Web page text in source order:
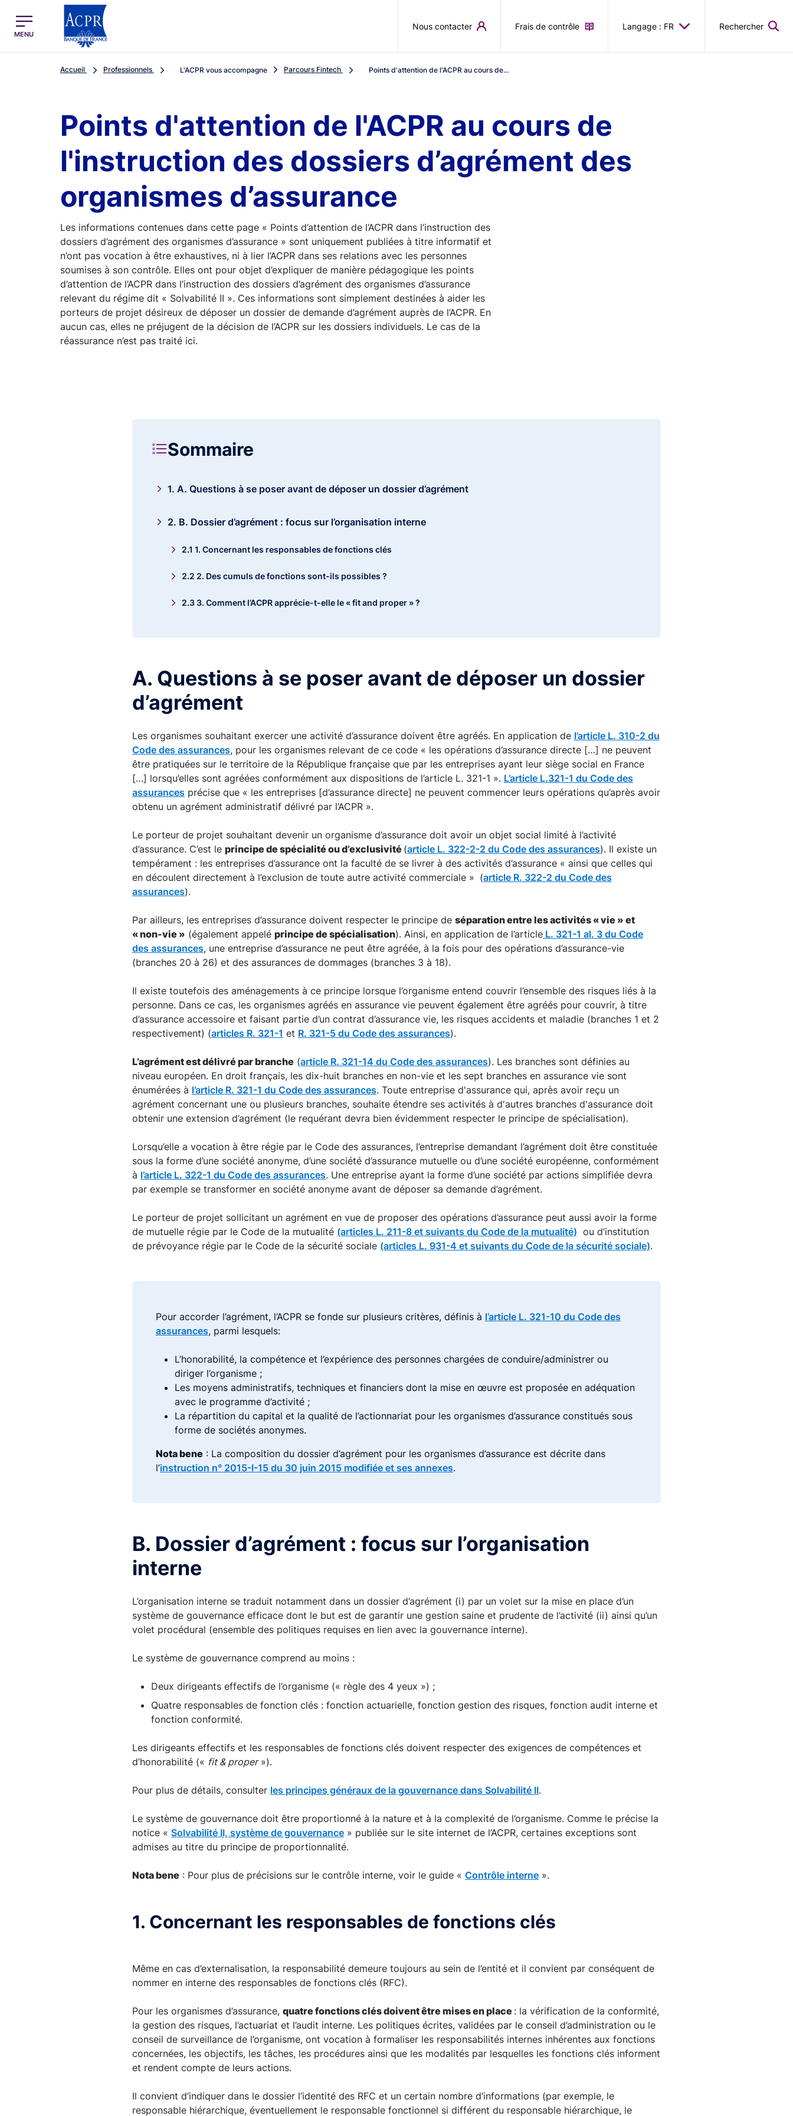
ACPR Menu Principal (French)
MENU
Nous contacter Frais de contrôle Langage : FR Rechercher
Accueil Professionnels L'ACPR vous accompagne Parcours Fintech Points d'attention de l'ACPR au cours de...
Points d'attention de l'ACPR au cours de
l'instruction des dossiers d’agrément des
organismes d’assurance
Les informations contenues dans cette page « Points d’attention de l’ACPR dans l’instruction des
dossiers d’agrément des organismes d’assurance » sont uniquement publiées à titre informatif et
n’ont pas vocation à être exhaustives, ni à lier l’ACPR dans ses relations avec les personnes
soumises à son contrôle. Elles ont pour objet d’expliquer de manière pédagogique les points
d’attention de l’ACPR dans l’instruction des dossiers d’agrément des organismes d’assurance
relevant du régime dit « Solvabilité II ». Ces informations sont simplement destinées à aider les
porteurs de projet désireux de déposer un dossier de demande d’agrément auprès de l’ACPR. En
aucun cas, elles ne préjugent de la décision de l’ACPR sur les dossiers individuels. Le cas de la
réassurance n’est pas traité ici.
Sommaire
1. A. Questions à se poser avant de déposer un dossier d’agrément
2. B. Dossier d’agrément : focus sur l’organisation interne
2.1 1. Concernant les responsables de fonctions clés
2.2 2. Des cumuls de fonctions sont-ils possibles ?
2.3 3. Comment l’ACPR apprécie-t-elle le « fit and proper » ?
3.2 2. Concernant la gouvernance
A. Questions à se poser avant de déposer un dossier
d’agrément
Les organismes souhaitant exercer une activité d’assurance doivent être agréés. En application de l’article L. 310-2 du
Code des assurances, pour les organismes relevant de ce code « les opérations d’assurance directe […] ne peuvent
être pratiquées sur le territoire de la République française que par les entreprises ayant leur siège social en France
[…] lorsqu’elles sont agréées conformément aux dispositions de l’article L. 321-1 ». L’article L.321-1 du Code des
assurances précise que « les entreprises [d’assurance directe] ne peuvent commencer leurs opérations qu’après avoir
obtenu un agrément administratif délivré par l’ACPR ».
Le porteur de projet souhaitant devenir un organisme d’assurance doit avoir un objet social limité à l’activité
d’assurance. C’est le principe de spécialité ou d’exclusivité (article L. 322-2-2 du Code des assurances). Il existe un
tempérament : les entreprises d’assurance ont la faculté de se livrer à des activités d’assurance « ainsi que celles qui
en découlent directement à l’exclusion de toute autre activité commerciale » (article R. 322-2 du Code des
assurances).
Par ailleurs, les entreprises d’assurance doivent respecter le principe de séparation entre les activités « vie » et
« non-vie » (également appelé principe de spécialisation). Ainsi, en application de l’article L. 321-1 al. 3 du Code
des assurances, une entreprise d’assurance ne peut être agréée, à la fois pour des opérations d’assurance-vie
(branches 20 à 26) et des assurances de dommages (branches 3 à 18).
Il existe toutefois des aménagements à ce principe lorsque l’organisme entend couvrir l’ensemble des risques liés à la
personne. Dans ce cas, les organismes agréés en assurance vie peuvent également être agréés pour couvrir, à titre
d’assurance accessoire et faisant partie d’un contrat d’assurance vie, les risques accidents et maladie (branches 1 et 2
respectivement) (articles R. 321-1 et R. 321-5 du Code des assurances).
L’agrément est délivré par branche (article R. 321-14 du Code des assurances). Les branches sont définies au
niveau européen. En droit français, les dix-huit branches en non-vie et les sept branches en assurance vie sont
énumérées à l’article R. 321-1 du Code des assurances. Toute entreprise d'assurance qui, après avoir reçu un
agrément concernant une ou plusieurs branches, souhaite étendre ses activités à d'autres branches d'assurance doit
obtenir une extension d’agrément (le requérant devra bien évidemment respecter le principe de spécialisation).
Lorsqu’elle a vocation à être régie par le Code des assurances, l’entreprise demandant l’agrément doit être constituée
sous la forme d’une société anonyme, d’une société d’assurance mutuelle ou d’une société européenne, conformément
à l’article L. 322-1 du Code des assurances. Une entreprise ayant la forme d’une société par actions simplifiée devra
par exemple se transformer en société anonyme avant de déposer sa demande d’agrément.
Le porteur de projet sollicitant un agrément en vue de proposer des opérations d’assurance peut aussi avoir la forme
de mutuelle régie par le Code de la mutualité (articles L. 211-8 et suivants du Code de la mutualité) ou d’institution
de prévoyance régie par le Code de la sécurité sociale (articles L. 931-4 et suivants du Code de la sécurité sociale).
Pour accorder l’agrément, l’ACPR se fonde sur plusieurs critères, définis à l’article L. 321-10 du Code des
assurances, parmi lesquels:
L’honorabilité, la compétence et l’expérience des personnes chargées de conduire/administrer ou
diriger l’organisme ;
Les moyens administratifs, techniques et financiers dont la mise en œuvre est proposée en adéquation
avec le programme d’activité ;
La répartition du capital et la qualité de l’actionnariat pour les organismes d’assurance constitués sous
forme de sociétés anonymes.
Nota bene : La composition du dossier d’agrément pour les organismes d’assurance est décrite dans
l’instruction n° 2015-I-15 du 30 juin 2015 modifiée et ses annexes.
B. Dossier d’agrément : focus sur l’organisation
interne
L’organisation interne se traduit notamment dans un dossier d’agrément (i) par un volet sur la mise en place d’un
système de gouvernance efficace dont le but est de garantir une gestion saine et prudente de l’activité (ii) ainsi qu’un
volet procédural (ensemble des politiques requises en lien avec la gouvernance interne).
Le système de gouvernance comprend au moins :
Deux dirigeants effectifs de l’organisme (« règle des 4 yeux ») ;
Quatre responsables de fonction clés : fonction actuarielle, fonction gestion des risques, fonction audit interne et
fonction conformité.
Les dirigeants effectifs et les responsables de fonctions clés doivent respecter des exigences de compétences et
d’honorabilité (« fit & proper»).
Pour plus de détails, consulter les principes généraux de la gouvernance dans Solvabilité II.
Le système de gouvernance doit être proportionné à la nature et à la complexité de l’organisme. Comme le précise la
notice « Solvabilité II, système de gouvernance » publiée sur le site internet de l’ACPR, certaines exceptions sont
admises au titre du principe de proportionnalité.
Nota bene : Pour plus de précisions sur le contrôle interne, voir le guide « Contrôle interne ».
1. Concernant les responsables de fonctions clés
Même en cas d’externalisation, la responsabilité demeure toujours au sein de l’entité et il convient par conséquent de
nommer en interne des responsables de fonctions clés (RFC).
Pour les organismes d’assurance, quatre fonctions clés doivent être mises en place : la vérification de la conformité,
la gestion des risques, l’actuariat et l’audit interne. Les politiques écrites, validées par le conseil d’administration ou le
conseil de surveillance de l’organisme, ont vocation à formaliser les responsabilités internes inhérentes aux fonctions
concernées, les objectifs, les tâches, les procédures ainsi que les modalités par lesquelles les fonctions clés informent
et rendent compte de leurs actions.
Il convient d’indiquer dans le dossier l’identité des RFC et un certain nombre d’informations (par exemple, le
responsable hiérarchique, éventuellement le responsable fonctionnel si différent du responsable hiérarchique, le